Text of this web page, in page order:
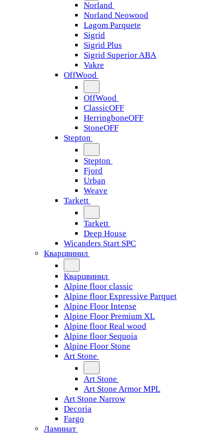
Norland
Norland Neowood
Lagom Parquete
Sigrid
Sigrid Plus
Sigrid Superior ABA
Vakre
OffWood
OffWood
ClassicOFF
HerringboneOFF
StoneOFF
Stepton
Stepton
Fjord
Urban
Weave
Tarkett
Tarkett
Deep House
Wicanders Start SPC
Кварцвинил
Кварцвинил
Alpine floor classic
Alpine floor Expressive Parquet
Alpine Floor Intense
Alpine Floor Premium XL
Alpine floor Real wood
Alpine floor Sequoia
Alpine Floor Stone
Art Stone
Art Stone
Art Stone Armor MPL
Art Stone Narrow
Decoria
Fargo
Ламинат